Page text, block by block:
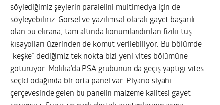
söylediğimiz şeylerin paralelini multimedya için de
söyleyebiliriz. Görsel ve yazılımsal olarak gayet başarılı
olan bu ekrana, tam altında konumlandırılan fiziki tuş
kısayolları üzerinden de komut verilebiliyor. Bu bölümde
“keşke” dediğimiz tek nokta bizi yeni vites bölümüne
götürüyor. Mokka’da PSA grubunun da geçiş yaptığı vites
seçici odağında bir orta panel var. Piyano siyahı
çerçevesinde gelen bu panelin malzeme kalitesi gayet